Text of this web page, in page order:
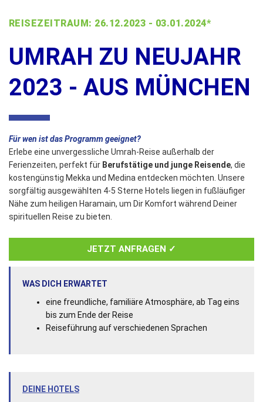
REISEZEITRAUM: 26.12.2023 - 03.01.2024*
UMRAH ZU NEUJAHR
2023 - AUS MÜNCHEN
Für wen ist das Programm geeignet?
Erlebe eine unvergessliche Umrah-Reise außerhalb der
Ferienzeiten, perfekt für Berufstätige und junge Reisende, die
kostengünstig Mekka und Medina entdecken möchten. Unsere
sorgfältig ausgewählten 4-5 Sterne Hotels liegen in fußläufiger
Nähe zum heiligen Haramain, um Dir Komfort während Deiner
spirituellen Reise zu bieten.
JETZT ANFRAGEN ✓
WAS DICH ERWARTET
eine freundliche, familiäre Atmosphäre, ab Tag eins
bis zum Ende der Reise
Reiseführung auf verschiedenen Sprachen
DEINE HOTELS